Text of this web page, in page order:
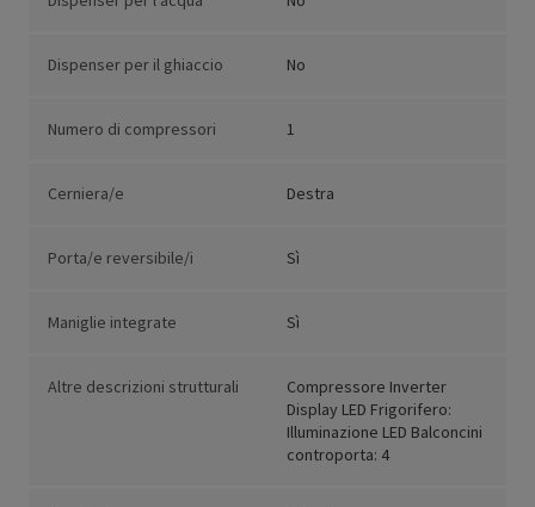
Dispenser per il ghiaccio No
Numero di compressori 1
Cerniera/e Destra
Porta/e reversibile/i Sì
Maniglie integrate Sì
Altre descrizioni strutturali
Compressore Inverter
Display LED Frigorifero:
Illuminazione LED Balconcini
controporta: 4